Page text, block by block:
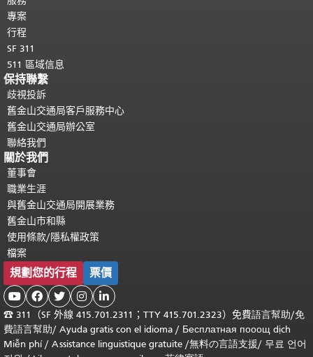
專案
行程
SF 311
511 區域信息
保持聯繫
歧視投訴
舊金山交通局客戶服務中心
舊金山交通局辦公室
聯絡我們
關於我們
董事會
職業生涯
與舊金山交通局開展業務
舊金山市和縣
使用條款/隱私權政策
檔案
規劃您的行程 票價
    
☎ 311（SF 外線 415.701.2311；TTY 415.701.2323）免費語言幫助/免
費語言幫助/ Ayuda gratis con el idioma / Бесплатная пооощ dịch
Miễn phí/ Assistance linguistique gratuite /無料の言語支援/ 무료 언어